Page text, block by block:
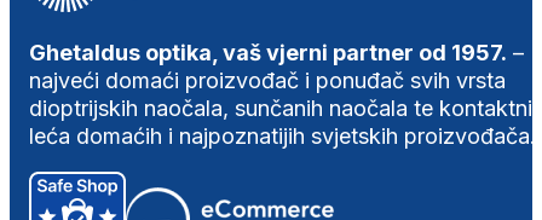
Ghetaldus optika, vaš vjerni partner od 1957. –
najveći domaći proizvođač i ponuđač svih vrsta
dioptrijskih naočala, sunčanih naočala te
leća domaćih i najpoznatijih svjetskih proizvođača.